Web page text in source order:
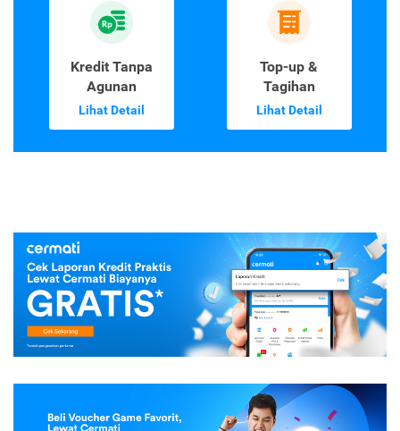
Kredit Tanpa
Agunan
Lihat Detail
Top-up &
Tagihan
Lihat Detail